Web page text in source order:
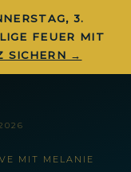
3.
FEUER MIT
SICHERN →
MIT MELANIE